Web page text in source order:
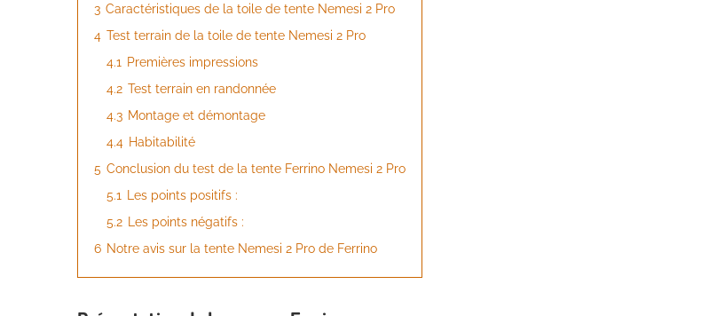
3 Caractéristiques de la toile de tente Nemesi 2 Pro
4 Test terrain de la toile de tente Nemesi 2 Pro
4.1
Premières impressions
4.2 Test terrain en randonnée
4.3 Montage et démontage
4.4 Habitabilité
5 Conclusion du test de la tente Ferrino Nemesi 2 Pro
5.1
Les points positifs :
5.2
Les points négatifs :
6 Notre avis sur la tente Nemesi 2 Pro de Ferrino